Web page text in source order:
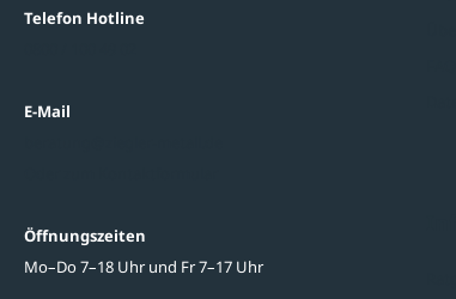
Telefon Hotline
E-Mail
Öffnungszeiten
Mo–Do 7–18 Uhr und Fr 7–17 Uhr